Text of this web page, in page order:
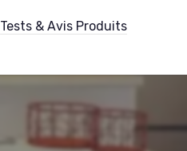
Tests & Avis Produits